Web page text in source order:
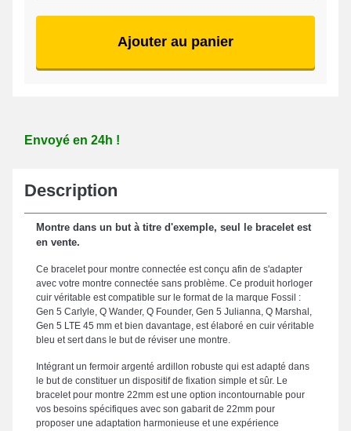
Ajouter au panier
Envoyé en 24h !
Description
Montre dans un but à titre d'exemple, seul le bracelet est
en vente.
Ce bracelet pour montre connectée est conçu afin de s'adapter
avec votre montre connectée sans problème. Ce produit horloger
cuir véritable est compatible sur le format de la marque Fossil :
Gen 5 Carlyle, Q Wander, Q Founder, Gen 5 Julianna, Q Marshal,
Gen 5 LTE 45 mm et bien davantage, est élaboré en cuir véritable
bleu et sert dans le but de réviser une montre.
Intégrant un fermoir argenté ardillon robuste qui est adapté dans
le but de constituer un dispositif de fixation simple et sûr. Le
bracelet pour montre 22mm est une option incontournable pour
vos besoins spécifiques avec son gabarit de 22mm pour
proposer une adaptation harmonieuse et une expérience